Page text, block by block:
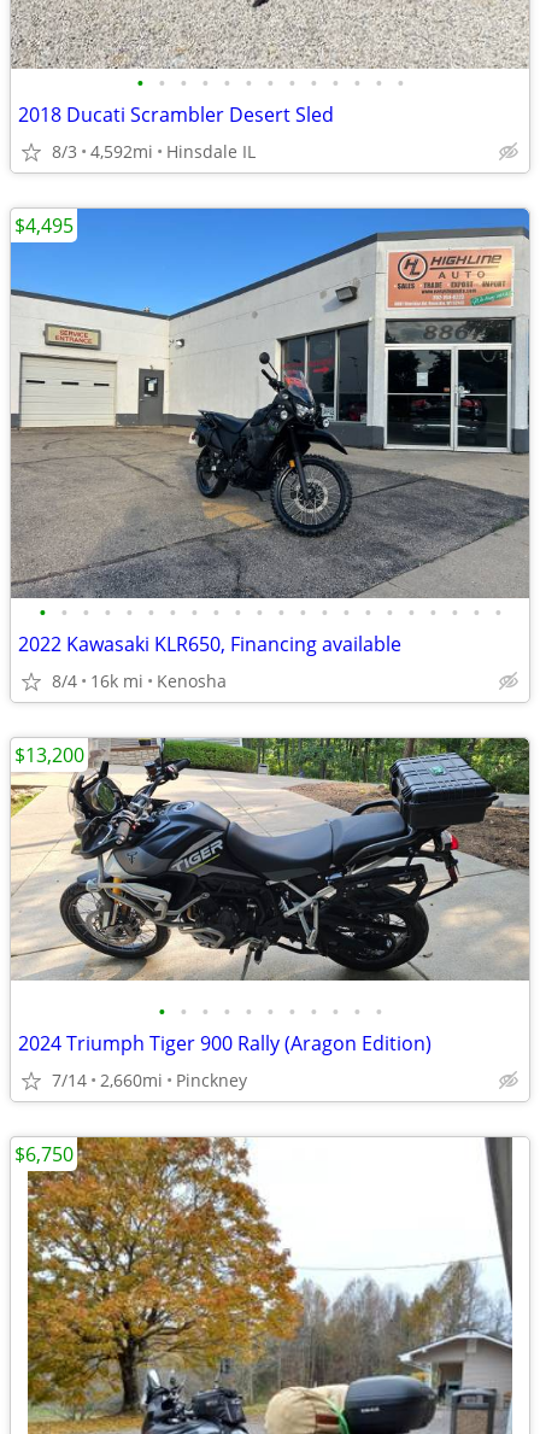
• • • • • • • • • • • • •
2018 Ducati Scrambler Desert Sled
8/3 4,592mi Hinsdale IL
• • • • • • • • • • • • • • • • • • • • • •
2022 Kawasaki KLR650, Financing available
8/4 16k mi Kenosha
$4,495
• • • • • • • • • • •
2024 Triumph Tiger 900 Rally (Aragon Edition)
7/14 2,660mi Pinckney
$13,200
$6,750